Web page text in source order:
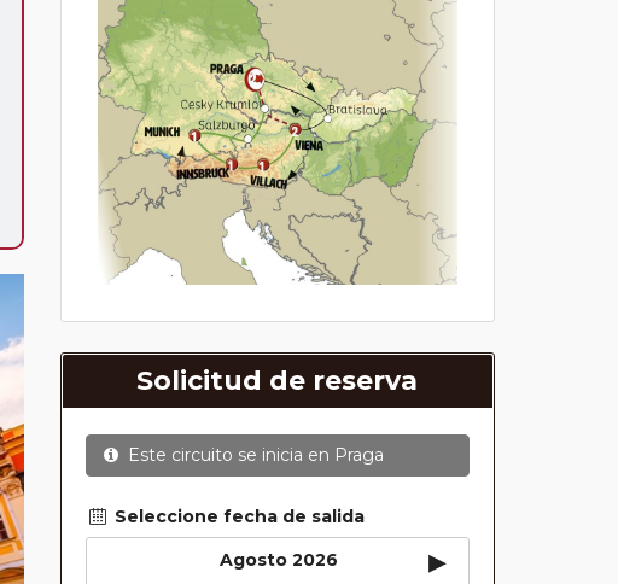
Solicitud de reserva
Este circuito se inicia en Praga
Seleccione fecha de salida
Agosto 2026
▸